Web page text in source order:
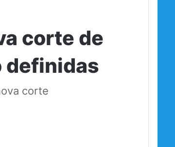
corte de
definidas
corte